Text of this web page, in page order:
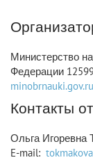
Министерство
Федерации
minobrnauki.gov.ru
Контакты
Ольга Игоревна
E-mail: